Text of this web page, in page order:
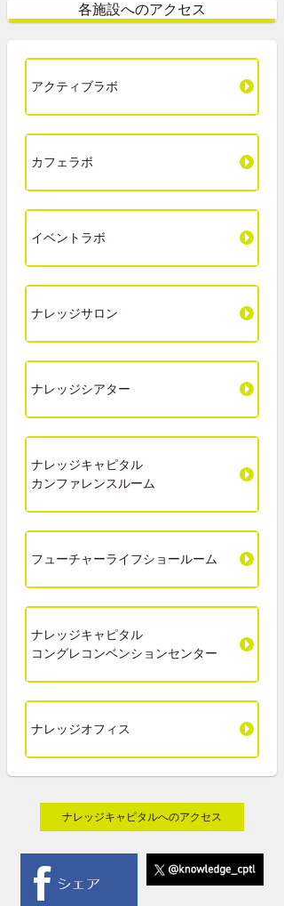
各施設へのアクセス
アクティブラボ
カフェラボ
イベントラボ
ナレッジサロン
ナレッジシアター
ナレッジキャピタル
カンファレンスルーム
フューチャーライフショールーム
ナレッジキャピタル
コングレコンベンションセンター
ナレッジオフィス
ナレッジキャピタルへのアクセス